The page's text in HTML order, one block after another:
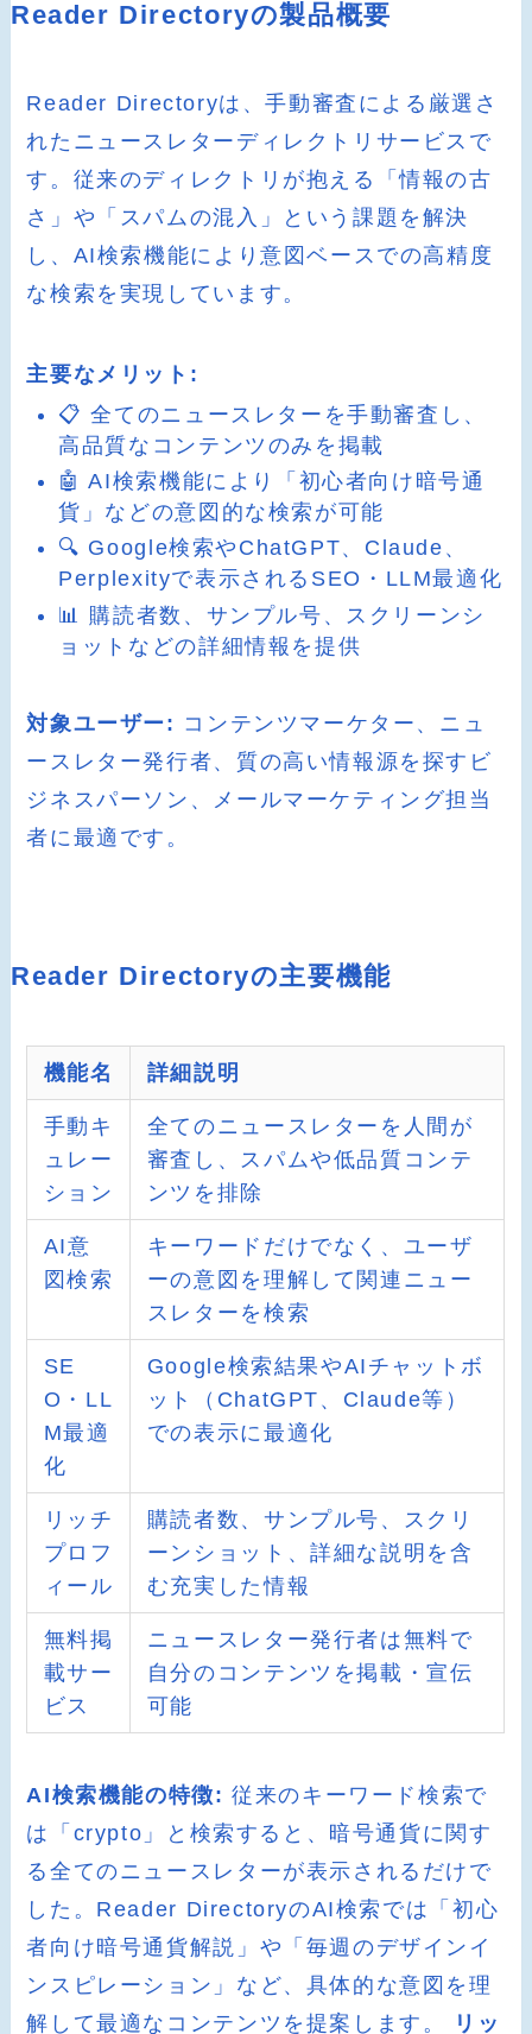
Reader Directoryの製品概要
Reader Directoryは、手動審査による厳選さ
れたニュースレターディレクトリサービスで
す。従来のディレクトリが抱える「情報の古
さ」や「スパムの混入」という課題を解決
し、AI検索機能により意図ベースでの高精度
な検索を実現しています。
主要なメリット:
📋 全てのニュースレターを手動審査し、
高品質なコンテンツのみを掲載
🤖 AI検索機能により「初心者向け暗号通
貨」などの意図的な検索が可能
🔍 Google検索やChatGPT、Claude、
Perplexityで表示されるSEO・LLM最適化
📊 購読者数、サンプル号、スクリーンシ
ョットなどの詳細情報を提供
対象ユーザー: コンテンツマーケター、ニュ
ースレター発行者、質の高い情報源を探すビ
ジネスパーソン、メールマーケティング担当
者に最適です。
Reader Directoryの主要機能
機能名 詳細説明
手動キ
ュレー
ション
全てのニュースレターを人間が
審査し、スパムや低品質コンテ
ンツを排除
AI意
図検索
キーワードだけでなく、ユーザ
ーの意図を理解して関連ニュー
スレターを検索
SE
O・LL
M最適
化
Google検索結果やAIチャットボ
ット（ChatGPT、Claude等）
での表示に最適化
リッチ
プロフ
ィール
購読者数、サンプル号、スクリ
ーンショット、詳細な説明を含
む充実した情報
無料掲
載サー
ビス
ニュースレター発行者は無料で
自分のコンテンツを掲載・宣伝
可能
AI検索機能の特徴: 従来のキーワード検索で
は「crypto」と検索すると、暗号通貨に関す
る全てのニュースレターが表示されるだけで
した。Reader DirectoryのAI検索では「初心
者向け暗号通貨解説」や「毎週のデザインイ
ンスピレーション」など、具体的な意図を理
解して最適なコンテンツを提案します。
リッ